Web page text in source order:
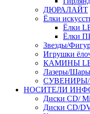
ДЮРАЛАЙТ
Ёлки
Ёлки
Ёлки
Звезды/
Игрушки
КАМИНЫ
Лазеры/Шары
НОСИТЕЛИ
Диски CD/
Диски CD/